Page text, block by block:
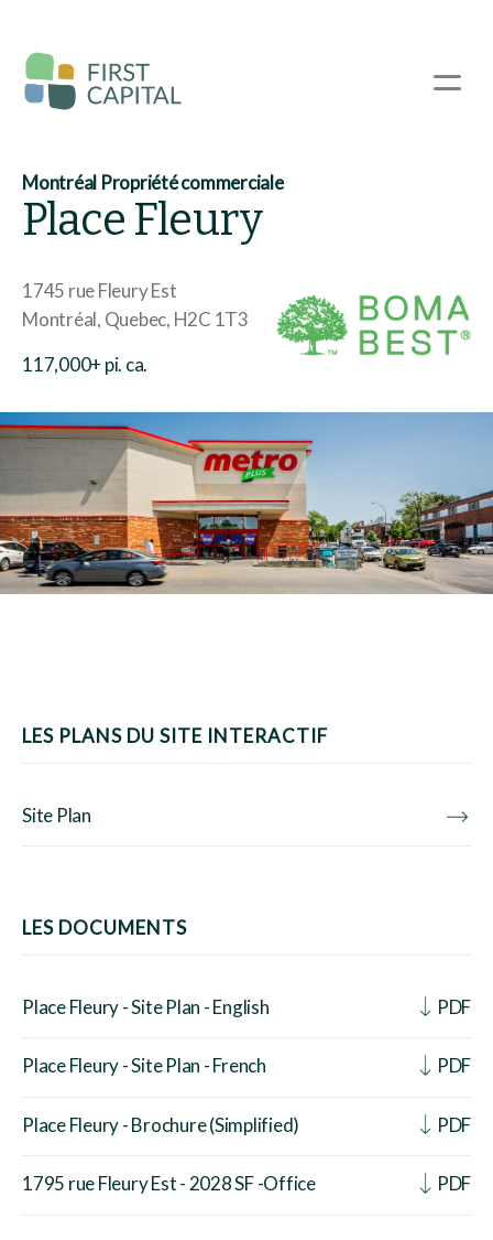
contenu
principal
☰
Montréal Propriété commerciale
Place Fleury
1745 rue Fleury Est
Montréal Quebec H2C 1T3
117,000+ pi. ca.
LES PLANS DU SITE INTERACTIF
Site Plan
LES DOCUMENTS
Place Fleury - Site Plan - English PDF
Place Fleury - Site Plan - French PDF
Place Fleury - Brochure (Simplified) PDF
1795 rue Fleury Est - 2028 SF -Office PDF